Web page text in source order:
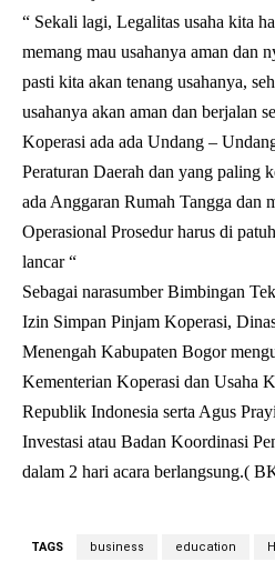
“ Sekali lagi, Legalitas usaha kita
memang mau usahanya aman dan
pasti kita akan tenang usahanya,
usahanya akan aman dan berjalan
Koperasi ada ada Undang –
Peraturan Daerah dan yang paling
ada Anggaran Rumah Tangga dan
Operasional Prosedur harus di
lancar “
Sebagai narasumber Bimbingan
Izin Simpan Pinjam Koperasi,
Menengah Kabupaten Bogor
Kementerian Koperasi dan Usaha
Republik Indonesia serta Agus
Investasi atau Badan Koordinasi
dalam 2 hari acara berlangsung.(
TAGS business education